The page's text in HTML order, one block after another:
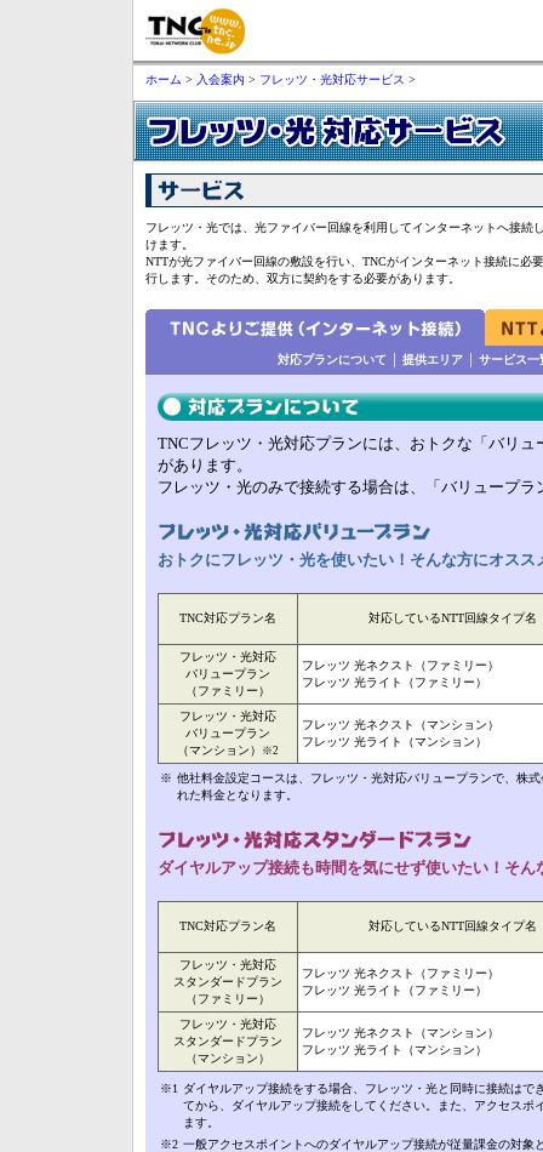
ホーム > 入会案内 > フレッツ・光対応サービス >
フレッツ・光では、光ファイバー回線を利用してインターネットへ接続
けます。
NTTが光ファイバー回線の敷設を行い、TNCがインターネット接続に必
行します。そのため、双方に契約をする必要があります。
対応プランについて 提供エリア サービス一
TNCフレッツ・光対応プランには、おトクな「バリ
があります。
フレッツ・光のみで接続する場合は、「バリュープラ
おトクにフレッツ・光を使いたい！そんな方にオスス
TNC対応プラン名 対応しているNTT回線タイプ名
フレッツ・光対応
バリュープラン
（ファミリー）
フレッツ 光ネクスト（ファミリー）
フレッツ 光ライト（ファミリー）
フレッツ・光対応
バリュープラン
（マンション）
※2
フレッツ 光ネクスト（マンション）
フレッツ 光ライト（マンション）
※ 他社料金設定コースは、フレッツ・光対応バリュープランで、株
れた料金となります。
ダイヤルアップ接続も時間を気にせず使いたい！そん
TNC対応プラン名 対応しているNTT回線タイプ名
フレッツ・光対応
スタンダードプラン
（ファミリー）
フレッツ 光ネクスト（ファミリー）
フレッツ 光ライト（ファミリー）
フレッツ・光対応
スタンダードプラン
（マンション）
フレッツ 光ネクスト（マンション）
フレッツ 光ライト（マンション）
※1
ダイヤルアップ接続をする場合、フレッツ・光と同時に接続は
てから、ダイヤルアップ接続をしてください。また、アクセスポ
ます。
※2 一般アクセスポイントへのダイヤルアップ接続が従量課金の対象